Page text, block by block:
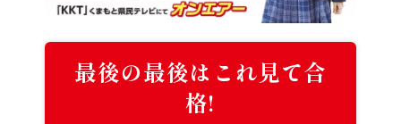
最後の最後はこれ見て合
格!